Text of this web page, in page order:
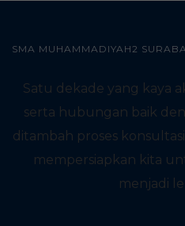
SMA MUHAMMADIYAH2
Satu dekade yang kaya
serta hubungan baik
ditambah proses
mempersiapkan kita
menjadi